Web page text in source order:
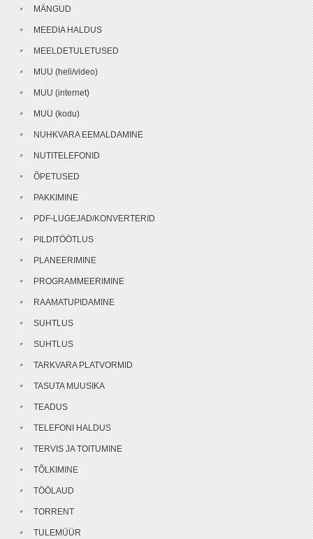
MÄNGUD
MEEDIA HALDUS
MEELDETULETUSED
MUU (heli/video)
MUU (internet)
MUU (kodu)
NUHKVARA EEMALDAMINE
NUTITELEFONID
ÕPETUSED
PAKKIMINE
PDF-LUGEJAD/KONVERTERID
PILDITÖÖTLUS
PLANEERIMINE
PROGRAMMEERIMINE
RAAMATUPIDAMINE
SUHTLUS
SUHTLUS
TARKVARA PLATVORMID
TASUTA MUUSIKA
TEADUS
TELEFONI HALDUS
TERVIS JA TOITUMINE
TÕLKIMINE
TÖÖLAUD
TORRENT
TULEMÜÜR